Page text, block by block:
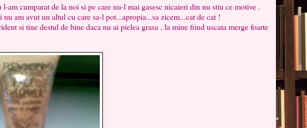
cumparat de la noi si pe care nu-l mai gasesc nicaieri din nu stiu ce motive .
am avut un altul cu care sa-l pot...apropia...sa zicem...cat de cat !
si tine destul de bine daca nu ai pielea grasa , la mine fiind uscata merge foarte